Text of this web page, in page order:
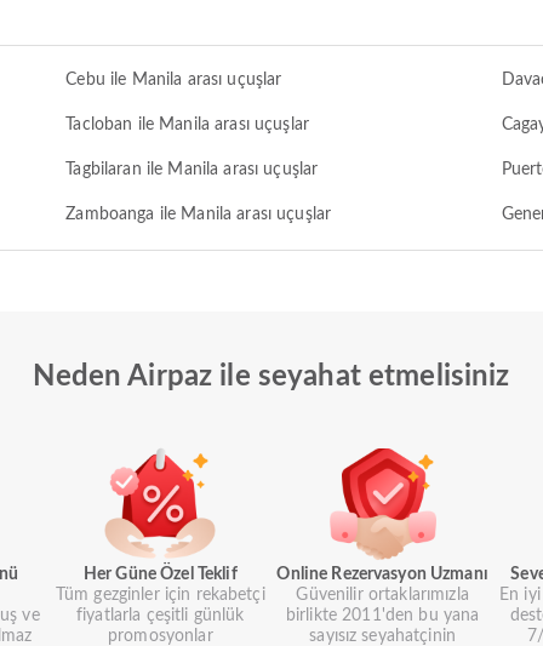
Cebu ile Manila arası uçuşlar
Tacloban ile Manila arası uçuşlar
Tagbilaran ile Manila arası uçuşlar
Zamboanga ile Manila arası uçuşlar
Neden Airpaz ile seyahat etmelisiniz
ve
Her Güne Özel Teklif
Tüm gezginler için rekabetçi
fiyatlarla çeşitli günlük
promosyonlar
Online Rezervasyon Uzmanı
Güvenilir ortaklarımızla
birlikte 2011'den bu yana
sayısız seyahatçinin
En